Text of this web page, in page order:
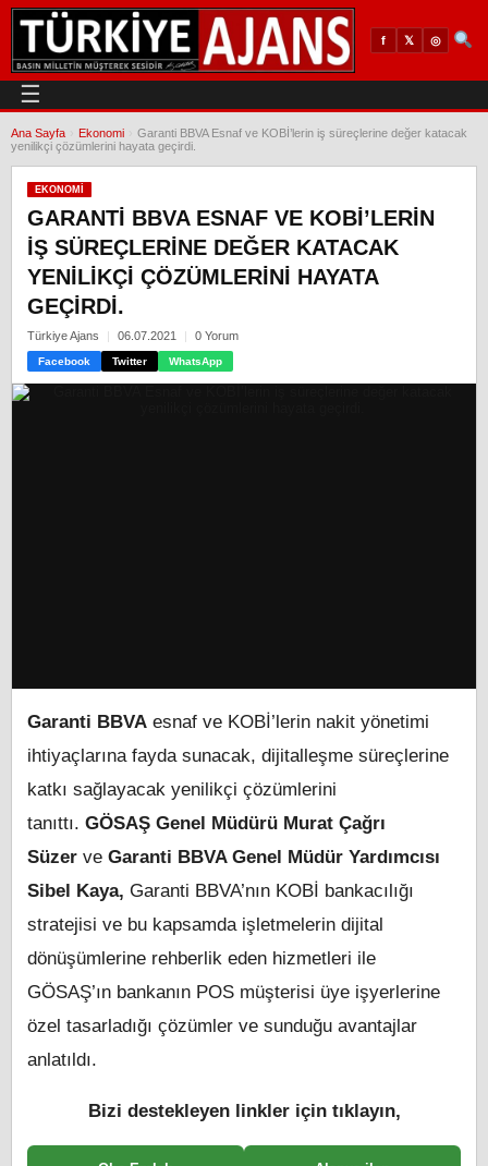
f 𝕏 ◎
☰
Ana Sayfa Ekonomi
Garanti BBVA Esnaf ve KOBİ’lerin iş süreçlerine değer katacak
yenilikçi çözümlerini hayata geçirdi.
EKONOMI
GARANTI BBVA ESNAF VE KOBİ’LERIN
IŞ SÜREÇLERINE DEĞER KATACAK
YENILIKÇI ÇÖZÜMLERINI HAYATA
GEÇIRDI.
Türkiye Ajans 06.07.2021 0 Yorum
Facebook Twitter WhatsApp
Garanti BBVA esnaf ve KOBİ’lerin nakit yönetimi
ihtiyaçlarına fayda sunacak, dijitalleşme süreçlerine
katkı sağlayacak yenilikçi çözümlerini
tanıttı. GÖSAŞ Genel Müdürü Murat Çağrı
Süzer ve Garanti BBVA Genel Müdür Yardımcısı
Sibel Kaya, Garanti BBVA’nın KOBİ bankacılığı
stratejisi ve bu kapsamda işletmelerin dijital
dönüşümlerine rehberlik eden hizmetleri ile
GÖSAŞ’ın bankanın POS müşterisi üye işyerlerine
özel tasarladığı çözümler ve sunduğu avantajlar
anlatıldı.
Bizi destekleyen linkler için tıklayın,